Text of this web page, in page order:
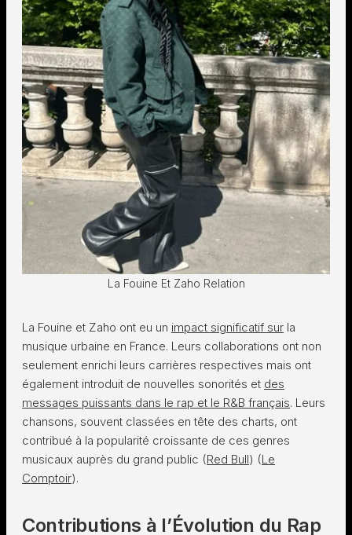
La Fouine Et Zaho Relation
La Fouine et Zaho ont eu un impact significatif sur la
musique urbaine en France. Leurs collaborations ont non
seulement enrichi leurs carrières respectives mais ont
également introduit de nouvelles sonorités et des
messages puissants dans le rap et le R&B français. Leurs
chansons, souvent classées en tête des charts, ont
contribué à la popularité croissante de ces genres
musicaux auprès du grand public​ (Red Bull)​​ (Le
Comptoir)​.
Contributions à l’Évolution du Rap